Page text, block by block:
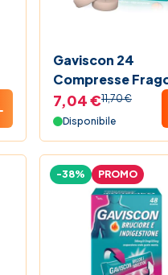
Gaviscon 24
Compresse
Bruciore di
250 +133,5 mg
7,04 €11,70 €
Disponibile
-38% PROMO